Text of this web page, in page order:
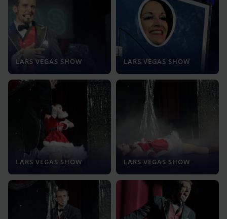
LARS VEGAS SHOW LARS VEGAS SHOW
LARS VEGAS SHOW LARS VEGAS SHOW